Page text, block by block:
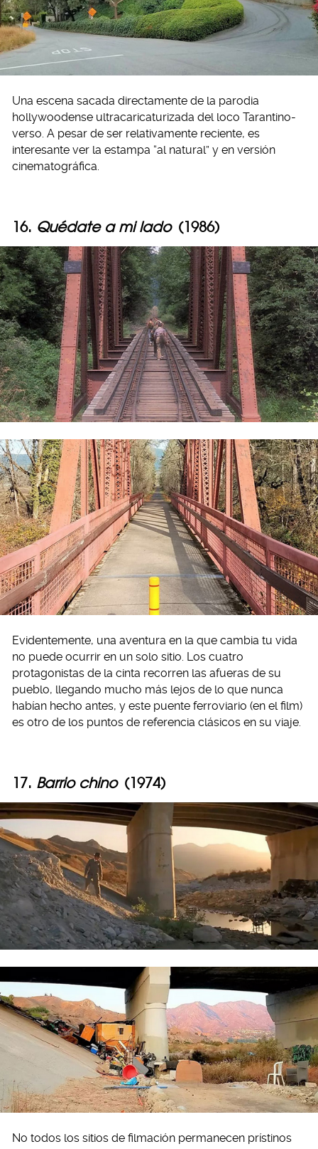
Una escena sacada directamente de la parodia
hollywoodense ultracaricaturizada del loco Tarantino-
verso. A pesar de ser relativamente reciente, es
interesante ver la estampa “al natural” y en versión
cinematográfica.
16. Quédate a mi lado (1986)
Evidentemente, una aventura en la que cambia tu vida
no puede ocurrir en un solo sitio. Los cuatro
protagonistas de la cinta recorren las afueras de su
pueblo, llegando mucho más lejos de lo que nunca
habían hecho antes, y este puente ferroviario (en el film)
es otro de los puntos de referencia clásicos en su viaje.
17. Barrio chino (1974)
No todos los sitios de filmación permanecen prístinos